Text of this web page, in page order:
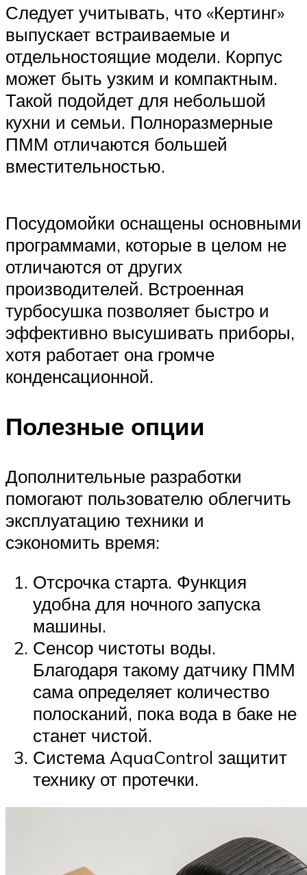
Следует учитывать, что «Кертинг»
выпускает встраиваемые и
отдельностоящие модели. Корпус
может быть узким и компактным.
Такой подойдет для небольшой
кухни и семьи. Полноразмерные
ПММ отличаются большей
вместительностью.
Посудомойки оснащены основными
программами, которые в целом не
отличаются от других
производителей. Встроенная
турбосушка позволяет быстро и
эффективно высушивать приборы,
хотя работает она громче
конденсационной.
Полезные опции
Дополнительные разработки
помогают пользователю облегчить
эксплуатацию техники и
сэкономить время:
Отсрочка старта. Функция
удобна для ночного запуска
машины.
Сенсор чистоты воды.
Благодаря такому датчику ПММ
сама определяет количество
полосканий, пока вода в баке не
станет чистой.
Система AquaControl защитит
технику от протечки.